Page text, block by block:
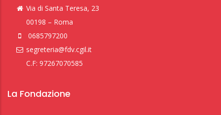
Via di Santa Teresa, 23
00198 – Roma
0685797200
segreteria@fdv.cgil.it
C.F: 97267070585
La Fondazione